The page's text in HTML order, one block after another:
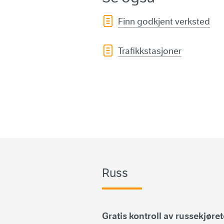
Finn godkjent verksted
Trafikkstasjoner
Russ
Gratis kontroll av